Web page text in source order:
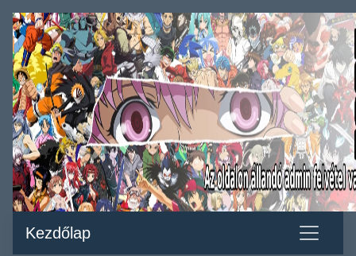
Kezdőlap